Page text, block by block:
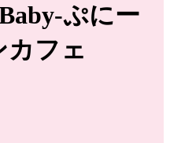
ぷにー
カフェ